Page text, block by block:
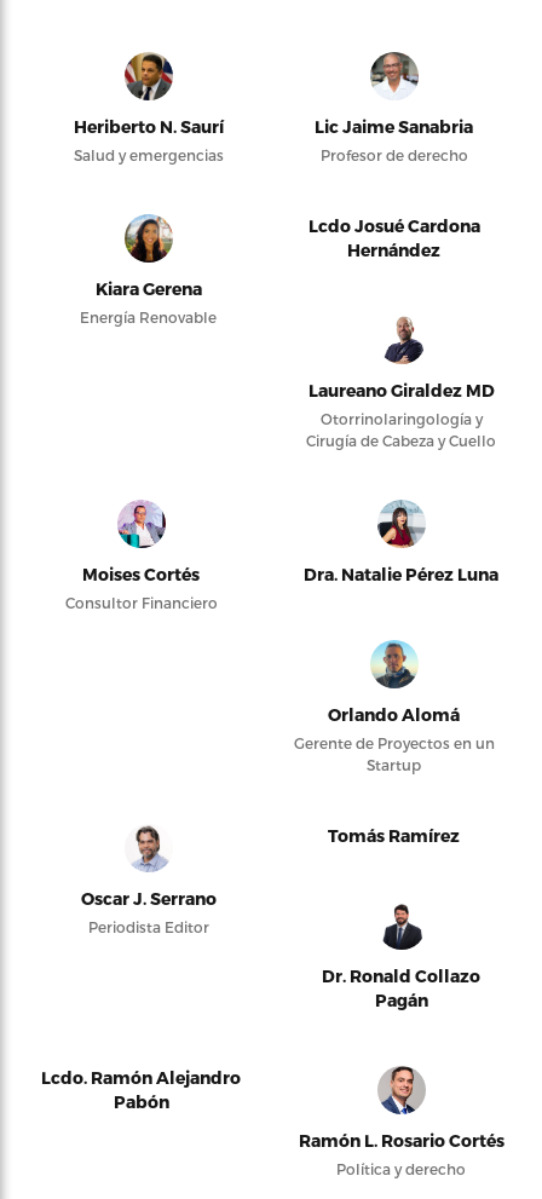
Heriberto N. Saurí
Salud y emergencias
Lic Jaime Sanabria
Profesor de derecho
Kiara Gerena
Energía Renovable
Lcdo Josué Cardona
Hernández
Laureano Giraldez MD
Otorrinolaringología y
Cirugía de Cabeza y Cuello
Moises Cortés
Consultor Financiero
Dra. Natalie Pérez Luna
Orlando Alomá
Gerente de Proyectos en un
Startup
Oscar J. Serrano
Periodista Editor
Tomás Ramírez
Dr. Ronald Collazo
Pagán
Lcdo. Ramón Alejandro
Pabón
Ramón L. Rosario Cortés
Política y derecho